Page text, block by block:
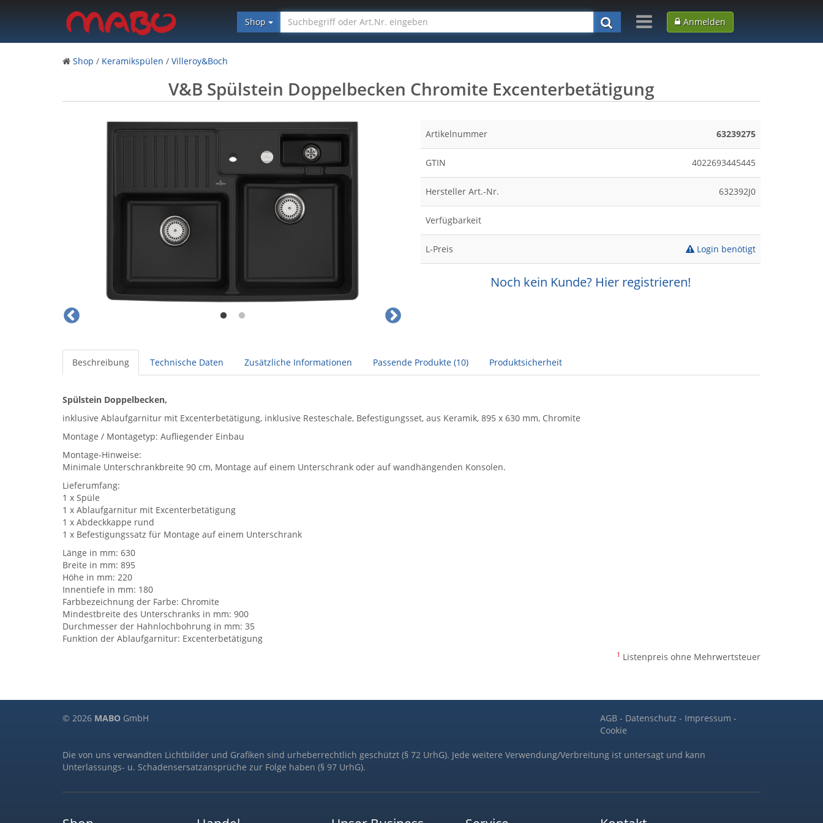
Shop Anmelden
Shop / Keramikspülen / Villeroy&Boch
V&B Spülstein Doppelbecken Chromite Excenterbetätigung
Artikelnummer 63239275
GTIN 4022693445445
Hersteller Art.-Nr. 632392J0
Verfügbarkeit
L-Preis Login benötigt
Noch kein Kunde? Hier registrieren!
Beschreibung Technische Daten Zusätzliche Informationen Passende Produkte (10) Produktsicherheit
Spülstein Doppelbecken,
inklusive Ablaufgarnitur mit Excenterbetätigung, inklusive Resteschale, Befestigungsset, aus Keramik, 895 x 630 mm, Chromite
Montage / Montagetyp: Aufliegender Einbau
Montage-Hinweise:
Minimale Unterschrankbreite 90 cm, Montage auf einem Unterschrank oder auf wandhängenden Konsolen.
Lieferumfang:
1 x Spüle
1 x Ablaufgarnitur mit Excenterbetätigung
1 x Abdeckkappe rund
1 x Befestigungssatz für Montage auf einem Unterschrank
Länge in mm: 630
Breite in mm: 895
Höhe in mm: 220
Innentiefe in mm: 180
Farbbezeichnung der Farbe: Chromite
Mindestbreite des Unterschranks in mm: 900
Durchmesser der Hahnlochbohrung in mm: 35
Funktion der Ablaufgarnitur: Excenterbetätigung
1 Listenpreis ohne Mehrwertsteuer
© 2026 MABO GmbH AGB- Datenschutz - Impressum -
Cookie
Die von uns verwandten Lichtbilder und Grafiken sind urheberrechtlich geschützt (§ 72 UrhG). Jede weitere Verwendung/Verbreitung ist untersagt und kann
Unterlassungs- u. Schadensersatzansprüche zur Folge haben (§ 97 UrhG).